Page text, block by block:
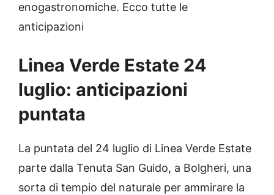
enogastronomiche. Ecco tutte le
anticipazioni
Linea Verde Estate 24
luglio: anticipazioni
puntata
La puntata del 24 luglio di Linea Verde Estate
parte dalla Tenuta San Guido, a Bolgheri, una
sorta di tempio del naturale per ammirare la